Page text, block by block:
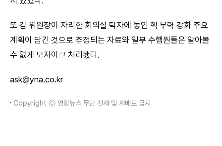
또 김 위원장이 자리한 회의실 탁자에 놓인 핵 무력 강화 주요
계획이 담긴 것으로 추정되는 자료와 일부 수행원들은 알아볼
수 없게 모자이크 처리됐다.
ask@yna.co.kr
Copyright ⓒ 연합뉴스 무단 전재 및 재배포 금지